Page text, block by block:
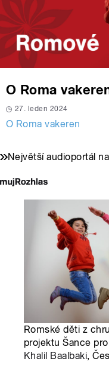
O Roma
27. leden 2024
O Roma vakeren
Největší audioportál
Romské děti z
projektu Šance
Khalil Baalbaki,